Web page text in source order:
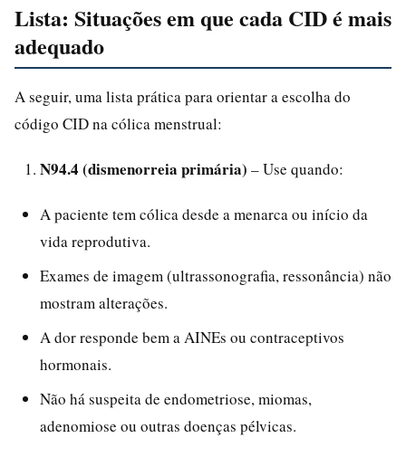
Lista: Situações em que cada CID é mais
adequado
A seguir, uma lista prática para orientar a escolha do
código CID na cólica menstrual:
N94.4 (dismenorreia primária) – Use quando:
A paciente tem cólica desde a menarca ou início da
vida reprodutiva.
Exames de imagem (ultrassonografia, ressonância) não
mostram alterações.
A dor responde bem a AINEs ou contraceptivos
hormonais.
Não há suspeita de endometriose, miomas,
adenomiose ou outras doenças pélvicas.